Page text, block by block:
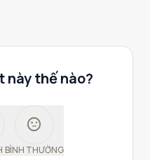
này thế nào?
sentiment_neutral
BÌNH THƯỜNG